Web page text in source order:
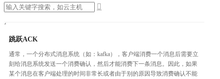

跳跃ACK
通常，一个分布式消息系统（如：kafka），客户端消费一个消息后需要立
刻给消息系统发送一个消费确认，然后才能消费下一条消息。因此，如果
某个消息在客户端处理的时间非常长或者由于别的原因导致消费确认不能